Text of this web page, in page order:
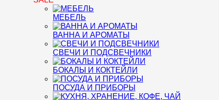
МЕБЕЛЬ
ВАННА И АРОМАТЫ
СВЕЧИ И ПОДСВЕЧНИКИ
БОКАЛЫ И КОКТЕЙЛИ
ПОСУДА И ПРИБОРЫ